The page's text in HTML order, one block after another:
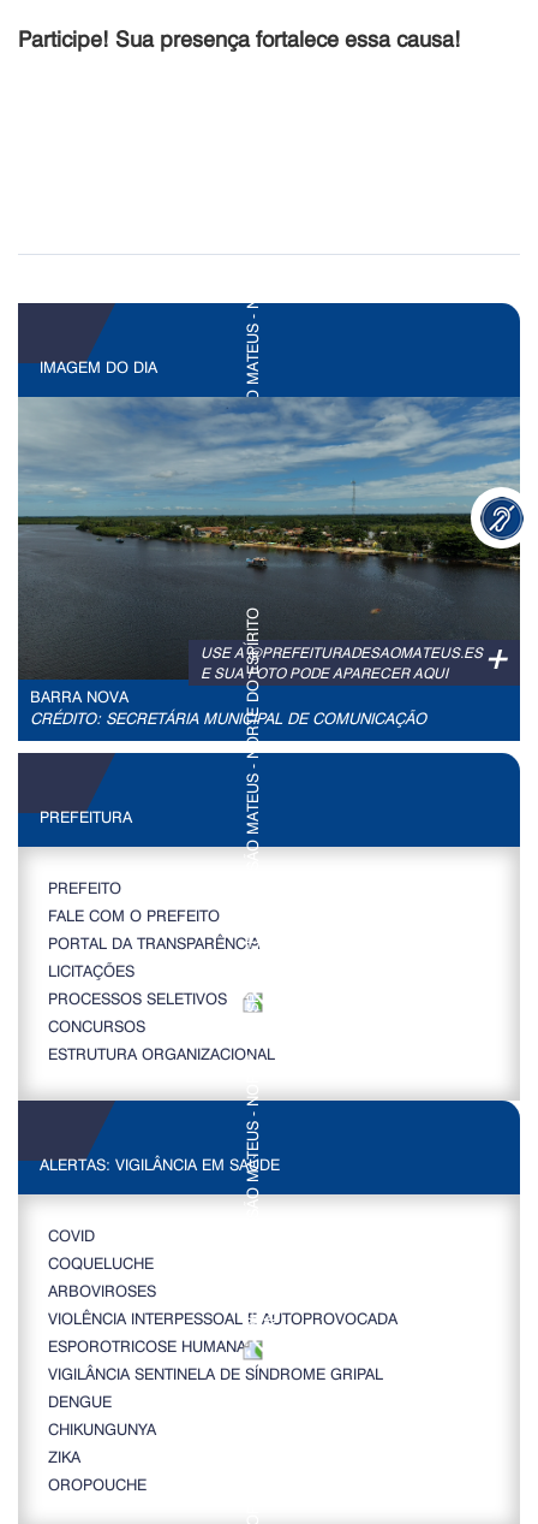
Participe! Sua presença fortalece essa causa!
IMAGEM DO DIA
+
USE A @PREFEITURADESAOMATEUS.ES
E SUA FOTO PODE APARECER AQUI
BARRA NOVA
CRÉDITO: SECRETÁRIA MUNICIPAL DE COMUNICAÇÃO
PREFEITURA
PREFEITO
FALE COM O PREFEITO
PORTAL DA TRANSPARÊNCIA
LICITAÇÕES
PROCESSOS SELETIVOS
CONCURSOS
ESTRUTURA ORGANIZACIONAL
ALERTAS: VIGILÂNCIA EM SAÚDE
COVID
COQUELUCHE
ARBOVIROSES
VIOLÊNCIA INTERPESSOAL E AUTOPROVOCADA
ESPOROTRICOSE HUMANA
VIGILÂNCIA SENTINELA DE SÍNDROME GRIPAL
DENGUE
CHIKUNGUNYA
ZIKA
OROPOUCHE